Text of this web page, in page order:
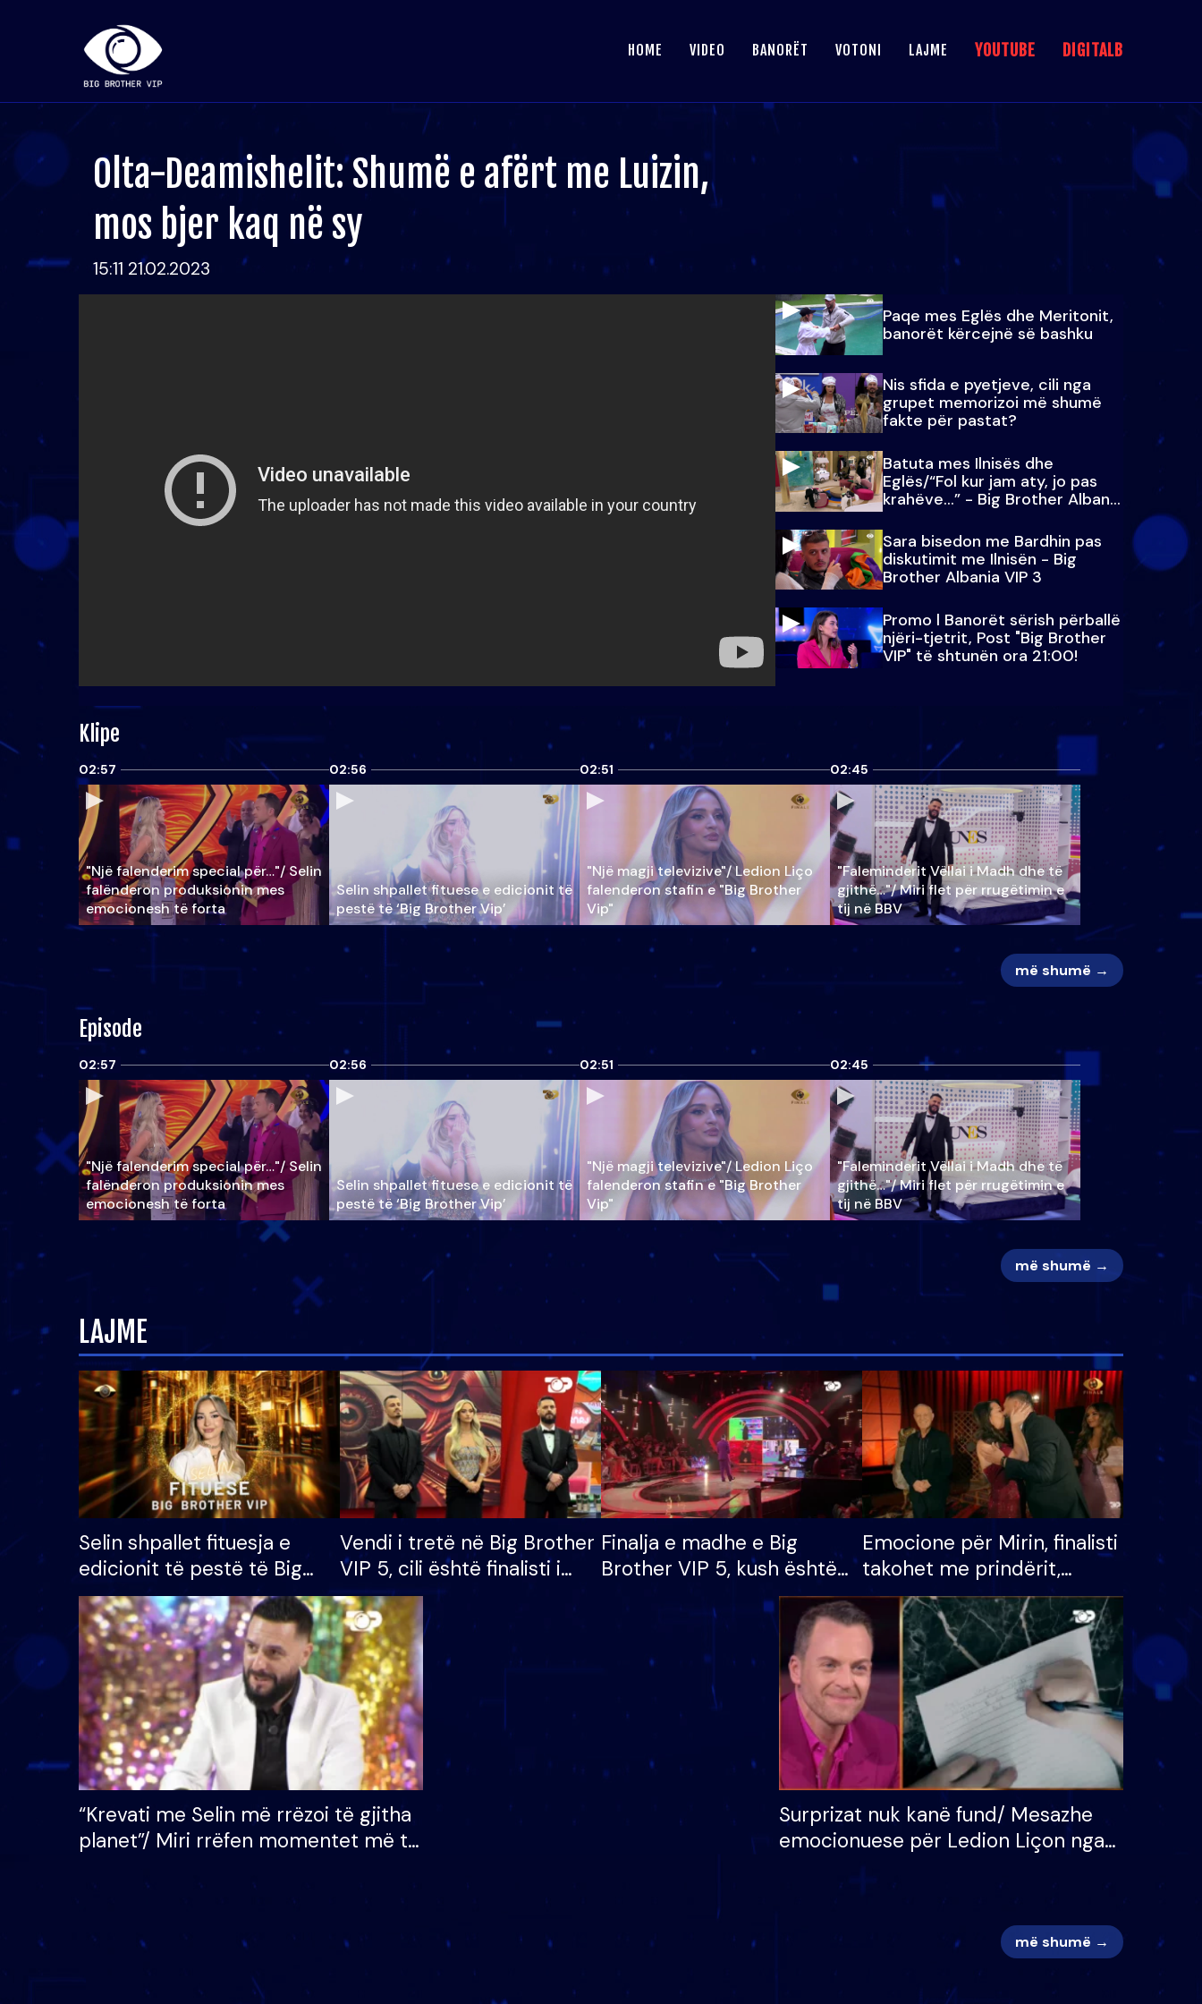
HOME VIDEO BANORËT VOTONI LAJME YOUTUBE DIGITALB
Olta-Deamishelit: Shumë e afërt me Luizin,
mos bjer kaq në sy
15:11 21.02.2023
Paqe mes Eglës dhe Meritonit,
banorët kërcejnë së bashku
Nis sfida e pyetjeve, cili nga
grupet memorizoi më shumë
fakte për pastat?
Batuta mes Ilnisës dhe
Eglës/“Fol kur jam aty, jo pas
krahëve…” - Big Brother Albania
VIP 3
Sara bisedon me Bardhin pas
diskutimit me Ilnisën - Big
Brother Albania VIP 3
Promo l Banorët sërish përballë
njëri-tjetrit, Post "Big Brother
VIP" të shtunën ora 21:00!
Klipe
02:57
"Një falenderim special për…"/ Selin
falënderon produksionin mes
emocionesh të forta
02:56
Selin shpallet fituese e edicionit të
pestë të ‘Big Brother Vip’
02:51
"Një magji televizive"/ Ledion Liço
falenderon stafin e "Big Brother
Vip"
02:45
"Faleminderit Vëllai i Madh dhe të
gjithë…"/ Miri flet për rrugëtimin e
tij në BBV
më shumë →
Episode
02:57
"Një falenderim special për…"/ Selin
falënderon produksionin mes
emocionesh të forta
02:56
Selin shpallet fituese e edicionit të
pestë të ‘Big Brother Vip’
02:51
"Një magji televizive"/ Ledion Liço
falenderon stafin e "Big Brother
Vip"
02:45
"Faleminderit Vëllai i Madh dhe të
gjithë…"/ Miri flet për rrugëtimin e
tij në BBV
më shumë →
LAJME
Selin shpallet fituesja e
edicionit të pestë të Big
Brother VIP, rrëmben
çmimin e madh prej 100
mijë eurosh
Vendi i tretë në Big Brother
VIP 5, cili është finalisti i
radhës që lë shtëpinë
Finalja e madhe e Big
Brother VIP 5, kush është
banori i parë që lë shtëpinë
dhe humb mundësinë për
të fituar çmimin e madh
Emocione për Mirin, finalisti
takohet me prindërit,
vajzën dhe bashkëshorten:
S’kemi ndonjë letër divorci
apo jo?
“Krevati me Selin më rrëzoi të gjitha
planet”/ Miri rrëfen momentet më të
mungojë zilja e mëngjesit kur…
Surprizat nuk kanë fund/ Mesazhe
emocionuese për Ledion Liçon nga
më shumë →